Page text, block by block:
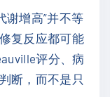
谢增高”并不等
复反应都可能
评分、病
断，而不是只